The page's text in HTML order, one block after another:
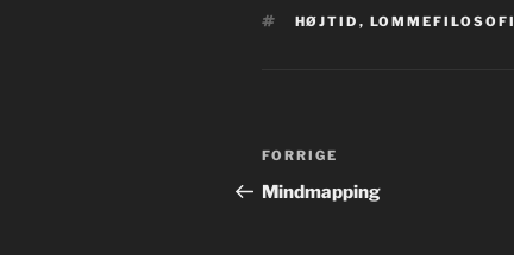
TAGS
HØJTID , LOMMEFILOSOFI
Indlægsnavigation
Forrige
indlæg
FORRIGE
Mindmapping